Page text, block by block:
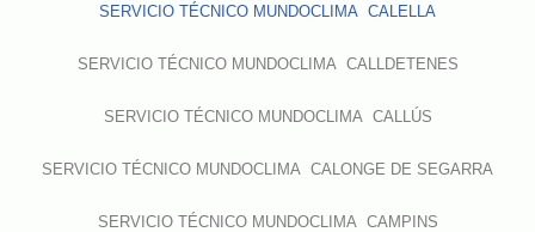
SERVICIO TÉCNICO MUNDOCLIMA CALELLA
SERVICIO TÉCNICO MUNDOCLIMA CALLDETENES
SERVICIO TÉCNICO MUNDOCLIMA CALLÚS
SERVICIO TÉCNICO MUNDOCLIMA CALONGE DE SEGARRA
SERVICIO TÉCNICO MUNDOCLIMA CAMPINS